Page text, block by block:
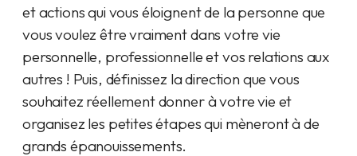
et actions qui vous éloignent de la personne que
vous voulez être vraiment dans votre vie
personnelle, professionnelle et vos relations aux
autres ! Puis, définissez la direction que vous
souhaitez réellement donner à votre vie et
organisez les petites étapes qui mèneront à de
grands épanouissements.